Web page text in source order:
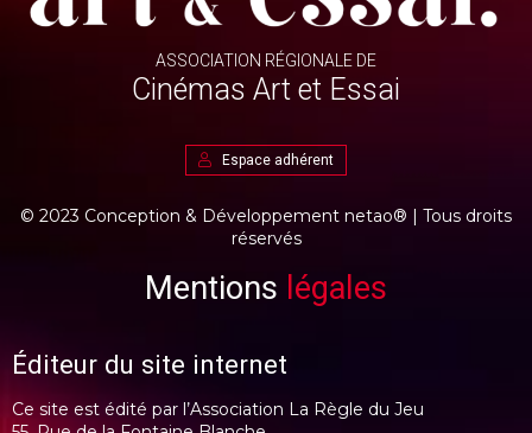
ASSOCIATION RÉGIONALE DE
Cinémas Art et Essai
Espace adhérent
© 2023 Conception & Développement netao® | Tous droits
réservés
Mentions légales
Éditeur du site internet
Ce site est édité par l’Association La Règle du Jeu